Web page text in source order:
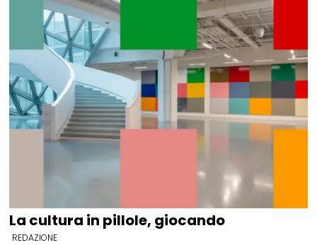
La cultura in pillole, giocando
REDAZIONE